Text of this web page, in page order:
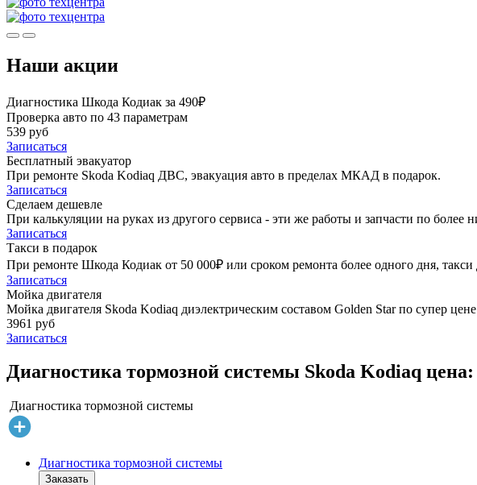
Наши акции
Диагностика Шкода Кодиак за 490₽
Проверка авто по 43 параметрам
539 руб
Записаться
Бесплатный эвакуатор
При ремонте Skoda Kodiaq ДВС, эвакуация авто в пределах МКАД в подарок.
Записаться
Сделаем дешевле
При калькуляции на руках из другого сервиса - эти же работы и запчасти по более
Записаться
Такси в подарок
При ремонте Шкода Кодиак от 50 000₽ или сроком ремонта более одного дня,
Записаться
Мойка двигателя
Мойка двигателя Skoda Kodiaq диэлектрическим составом Golden Star по супер цене
3961 руб
Записаться
Диагностика тормозной системы Skoda Kodiaq цена:
Диагностика тормозной системы
Диагностика тормозной системы
Заказать